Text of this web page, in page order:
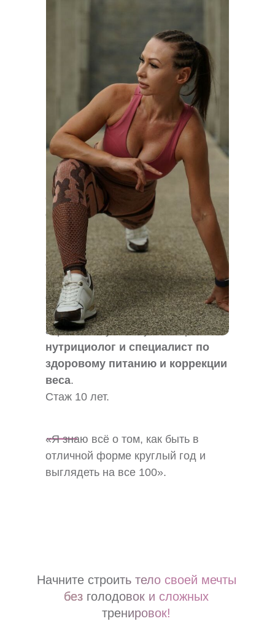
сертифицированный
персональный тренер
American
Council Of Exercise,
сертифицированный тренер
групповых программ,
сертифицированный тренер по
направлениям: функционал, степ-
аэробика, Зумба, Зумба Стронг,
нутрициолог и специалист по
здоровому питанию и коррекции
веса.
Стаж 10 лет.
Оксана Терёшина
«Я знаю всё о том, как быть в
отличной форме круглый год и
выглядеть на все 100».
Начните строить тело своей мечты
без голодовок и сложных
тренировок!